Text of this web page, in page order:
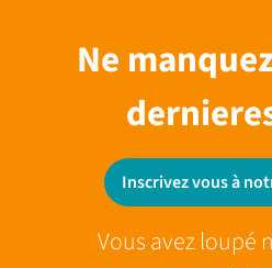
Ne
Inscrivez vous à
Vous avez loupé